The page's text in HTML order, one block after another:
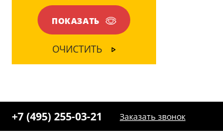
ПОКАЗАТЬ
ОЧИСТИТЬ
+7 (495) 255-03-21 Заказать звонок